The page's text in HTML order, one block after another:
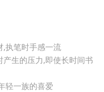
执笔时手感一流
生的压力,即使长时间书
轻一族的喜爱